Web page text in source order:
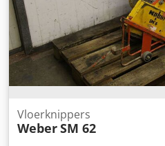
Professionele snijtechniek
betrouwbare partner voor snij-
Claudio Macagnino
GmbH ➡️ Vraag nu aan &
nieuwe machines! Op verzoek
virtuele bezichtiging van de
Vloerknippers
WeberSM 62